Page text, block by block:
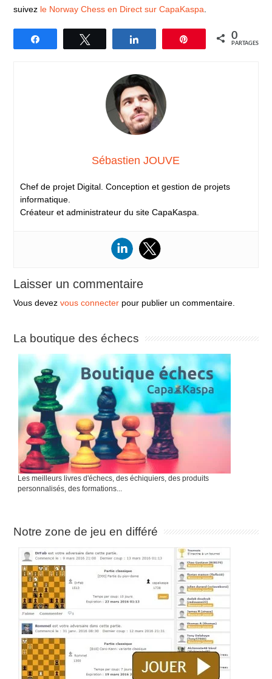
suivez le Norway Chess en Direct sur CapaKaspa
Épingle 0
PARTAGES
Sébastien JOUVE
Chef de projet Digital. Conception et gestion de projets
informatique.
Créateur et administrateur du site CapaKaspa.
Laisser un commentaire
Vous devezvous connecter pour publier un commentaire.
La boutique des échecs
Les meilleurs livres d'échecs, des échiquiers, des produits
personnalisés, des formations...
Notre zone de jeu en différé